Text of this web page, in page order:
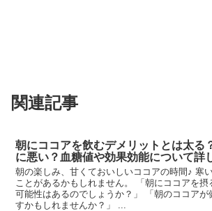
関連記事
朝にココアを飲むデメリットとは太る
に悪い？血糖値や効果効能について詳
朝の楽しみ、甘くておいしいココアの時間♪ 寒
ことがあるかもしれません。 「朝にココアを摂
可能性はあるのでしょうか？」 「朝のココア
すかもしれませんか？」 ...